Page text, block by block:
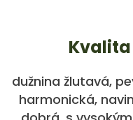
dužnina žlutavá,
harmonická,